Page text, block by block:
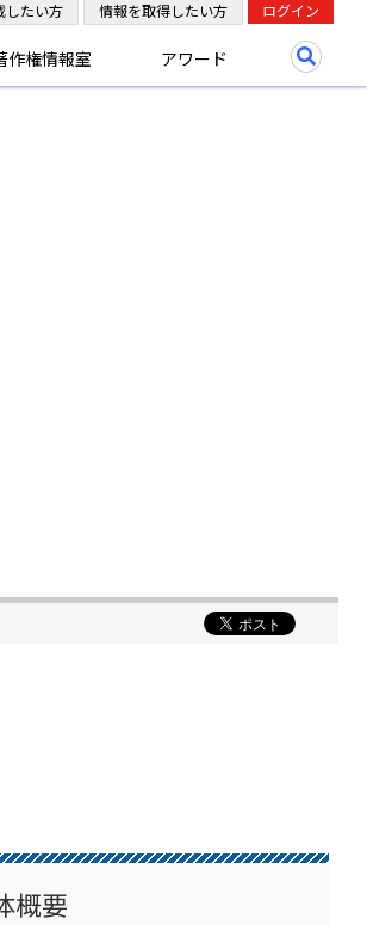
作権情報室 アワード
したい方 情報を取得したい方 ログイン
概要